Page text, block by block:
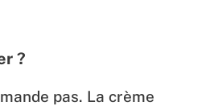
?
pas. La crème